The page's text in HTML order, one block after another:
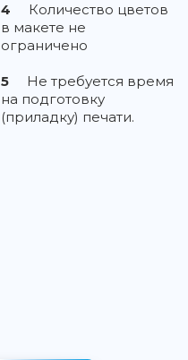
4
Количество цветов
в макете не
ограничено
5
Не требуется время
на подготовку
(приладку) печати.